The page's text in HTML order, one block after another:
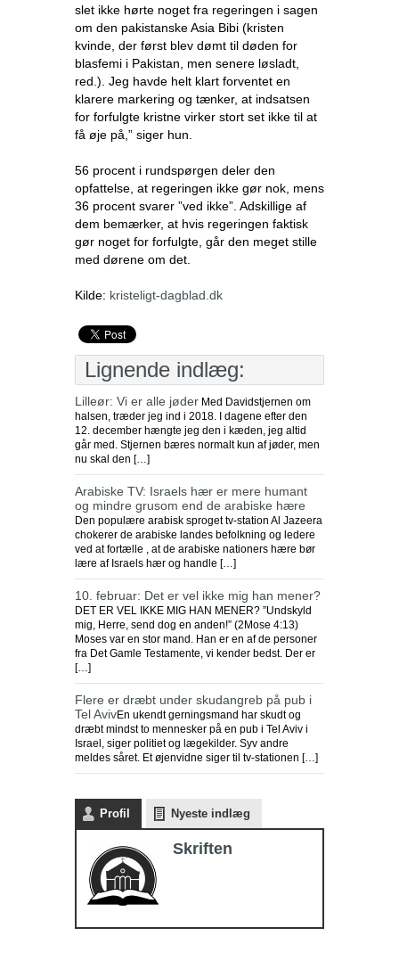
slet ikke hørte noget fra regeringen i sagen
om den pakistanske Asia Bibi (kristen
kvinde, der først blev dømt til døden for
blasfemi i Pakistan, men senere løsladt,
red.). Jeg havde helt klart forventet en
klarere markering og tænker, at indsatsen
for forfulgte kristne virker stort set ikke til at
få øje på,” siger hun.
56 procent i rundspørgen deler den
opfattelse, at regeringen ikke gør nok, mens
36 procent svarer ”ved ikke”. Adskillige af
dem bemærker, at hvis regeringen faktisk
gør noget for forfulgte, går den meget stille
med dørene om det.
Kilde: kristeligt-dagblad.dk
Lignende indlæg:
Lilleør: Vi er alle jøder Med Davidstjernen om
halsen, træder jeg ind i 2018. I dagene efter den
12. december hængte jeg den i kæden, jeg altid
går med. Stjernen bæres normalt kun af jøder, men
nu skal den […]
Arabiske TV: Israels hær er mere humant
og mindre grusom end de arabiske hære
Den populære arabisk sproget tv-station Al Jazeera
chokerer de arabiske landes befolkning og ledere
ved at fortælle , at de arabiske nationers hære bør
lære af Israels hær og handle […]
10. februar: Det er vel ikke mig han mener?
DET ER VEL IKKE MIG HAN MENER? ”Undskyld
mig, Herre, send dog en anden!” (2Mose 4:13)
Moses var en stor mand. Han er en af de personer
fra Det Gamle Testamente, vi kender bedst. Der er
[…]
Flere er dræbt under skudangreb på pub i
Tel AvivEn ukendt gerningsmand har skudt og
dræbt mindst to mennesker på en pub i Tel Aviv i
Israel, siger politiet og lægekilder. Syv andre
meldes såret. Et øjenvidne siger til tv-stationen […]
Profil Nyeste indlæg
Skriften